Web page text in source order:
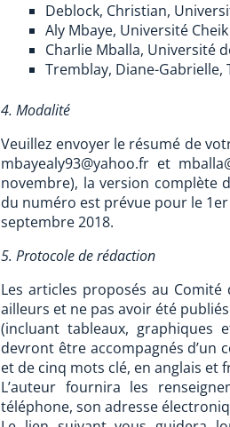
Deblock, Christian,
Aly Mbaye, Université
Charlie Mballa, Université
Tremblay, Diane-
4. Modalité
Veuillez envoyer le résumé de
mbayealy93@yahoo.fr et
novembre), la version complète
du numéro est prévue pour le 1er
septembre 2018.
5. Protocole de rédaction
Les articles proposés au
ailleurs et ne pas avoir été
(incluant tableaux, graphiques
devront être accompagnés d’un
et de cinq mots clé, en anglais et
L’auteur fournira les
téléphone, son adresse